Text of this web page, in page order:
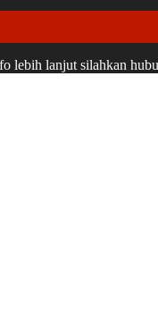
lebih lanjut silahkan